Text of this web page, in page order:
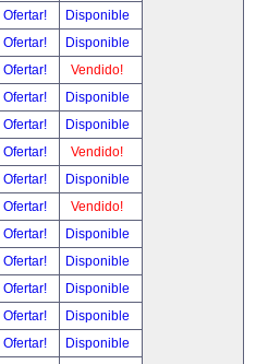
Ofertar!
Disponible
Ofertar!
Disponible
Ofertar!
Vendido!
Ofertar!
Disponible
Ofertar!
Disponible
Ofertar!
Vendido!
Ofertar!
Disponible
Ofertar!
Vendido!
Ofertar!
Disponible
Ofertar!
Disponible
Ofertar!
Disponible
Ofertar!
Disponible
Ofertar!
Disponible